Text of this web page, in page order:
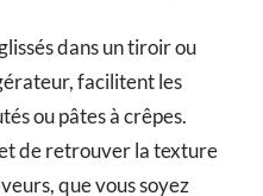
dans un tiroir ou
facilitent les
ou pâtes à crêpes.
de retrouver la texture
que vous soyez